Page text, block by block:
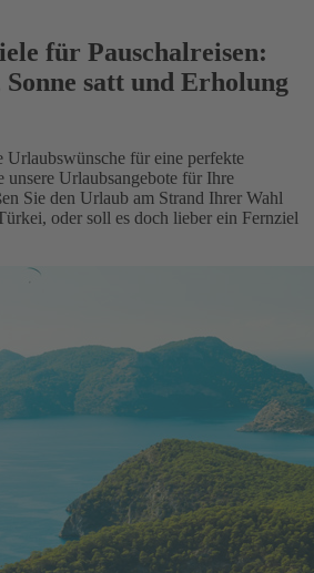
für Pauschalreisen:
satt und Erholung
für eine perfekte
unsere Urlaubsangebote für Ihre
Sie den Urlaub am Strand Ihrer Wahl
oder soll es doch lieber ein Fernziel